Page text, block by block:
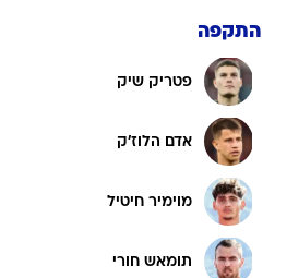
דויד דודרה
דניס וישינסקי
אלכסנדר סויקה
התקפה